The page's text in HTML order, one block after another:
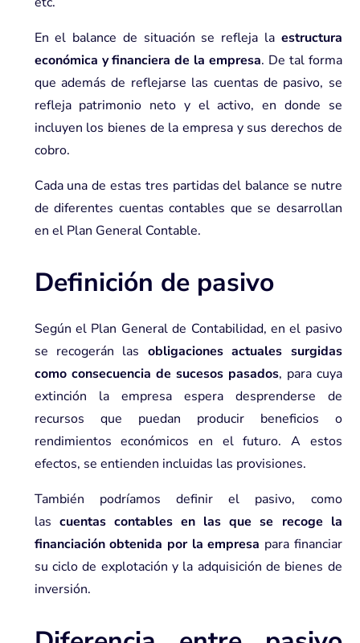
En el balance de situación se refleja la estructura
económica y financiera de la empresa. De tal forma
que además de reflejarse las cuentas de pasivo, se
refleja patrimonio neto y el activo, en donde se
incluyen los bienes de la empresa y sus derechos de
cobro.
Cada una de estas tres partidas del balance se nutre
de diferentes cuentas contables que se desarrollan
en el Plan General Contable.
Definición de pasivo
Según el Plan General de Contabilidad, en el pasivo
se recogerán las obligaciones actuales surgidas
como consecuencia de sucesos pasados, para cuya
extinción la empresa espera desprenderse de
recursos que puedan producir beneficios o
rendimientos económicos en el futuro. A estos
efectos, se entienden incluidas las provisiones.
También podríamos definir el pasivo, como
las cuentas contables en las que se recoge la
financiación obtenida por la empresa para financiar
su ciclo de explotación y la adquisición de bienes de
inversión.